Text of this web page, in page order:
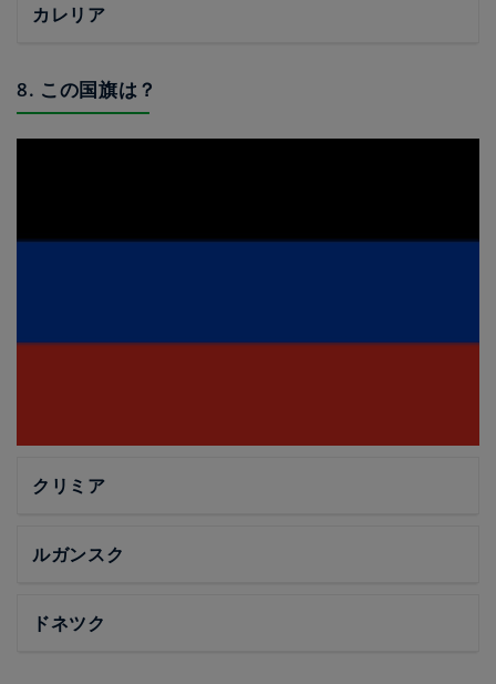
カレリア
8. この国旗は？
クリミア
ルガンスク
ドネツク